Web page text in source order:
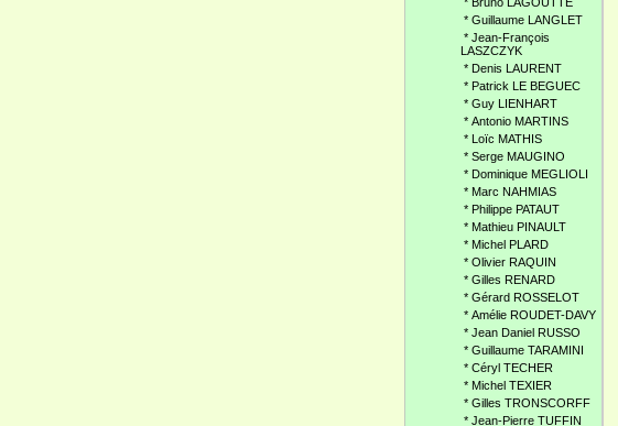
* Guillaume LANGLET
* Jean-François
LASZCZYK
* Denis LAURENT
* Patrick LE BEGUEC
* Guy LIENHART
* Antonio MARTINS
* Loïc MATHIS
* Serge MAUGINO
* Dominique MEGLIOLI
* Marc NAHMIAS
* Philippe PATAUT
* Mathieu PINAULT
* Michel PLARD
* Olivier RAQUIN
* Gilles RENARD
* Gérard ROSSELOT
* Amélie ROUDET-DAVY
* Jean Daniel RUSSO
* Guillaume TARAMINI
* Céryl TECHER
* Michel TEXIER
* Gilles TRONSCORFF
* Jean-Pierre TUFFIN